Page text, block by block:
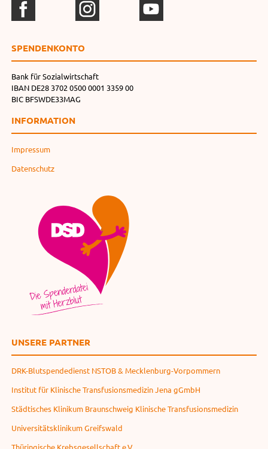
SPENDEN­KONTO
Bank für Sozialwirtschaft
IBAN DE28 3702 0500 0001 3359 00
BIC BFSWDE33MAG
INFORMATION
Impressum
Datenschutz
UNSERE PARTNER
DRK-Blutspendedienst NSTOB & Mecklenburg-Vorpommern
Institut für Klinische Transfusionsmedizin Jena gGmbH
Städtisches Klinikum Braunschweig Klinische Transfusionsmedizin
Universitätsklinikum Greifswald